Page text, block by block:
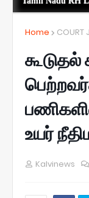
Home COURT
கூடுதல்
உயர்
Kalvinews